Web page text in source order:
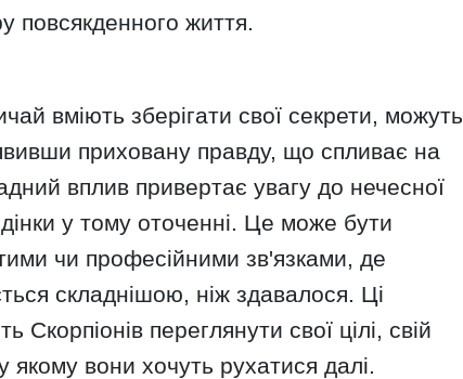
повсякденного життя.
вміють зберігати свої секрети, можуть
приховану правду, що спливає на
вплив привертає увагу до нечесної
у тому оточенні. Це може бути
чи професійними зв'язками, де
складнішою, ніж здавалося. Ці
Скорпіонів переглянути свої цілі, свій
якому вони хочуть рухатися далі.